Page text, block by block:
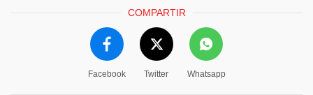
COMPARTIR
Facebook Twitter Whatsapp